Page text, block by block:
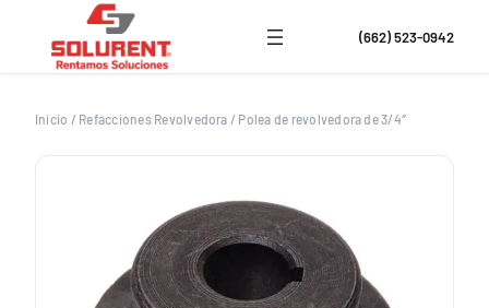
contenido
(662) 523-0942
Inicio / Refacciones Revolvedora / Polea de revolvedora de 3/4″